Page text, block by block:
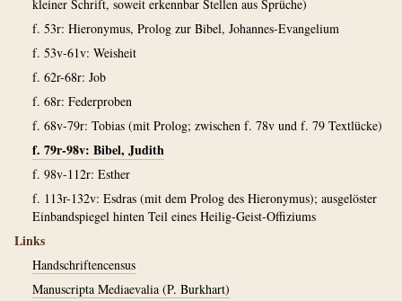
kleiner Schrift, soweit erkennbar Stellen aus Sprüche)
f. 53r: Hieronymus, Prolog zur Bibel, Johannes-Evangelium
f. 53v-61v: Weisheit
f. 62r-68r: Job
f. 68r: Federproben
f. 68v-79r: Tobias (mit Prolog; zwischen f. 78v und f. 79 Textlücke)
f. 79r-98v: Bibel, Judith
f. 98v-112r: Esther
f. 113r-132v: Esdras (mit dem Prolog des Hieronymus); ausgelöster
Einbandspiegel hinten Teil eines Heilig-Geist-Offiziums
Links
Handschriftencensus
Manuscripta Mediaevalia (P. Burkhart)